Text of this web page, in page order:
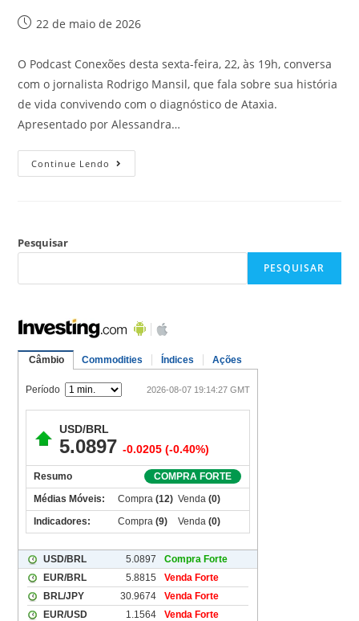
22 de maio de 2026
O Podcast Conexões desta sexta-feira, 22, às 19h, conversa
com o jornalista Rodrigo Mansil, que fala sobre sua história
de vida convivendo com o diagnóstico de Ataxia.
Apresentado por Alessandra…
Continue Lendo
Pesquisar
PESQUISAR